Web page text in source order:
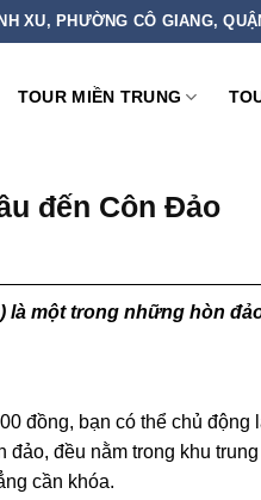
XU, PHƯỜNG CÔ GIANG,
TOUR MIỀN TRUNG
đến Côn Đảo
một trong những hòn
đồng, bạn có thể chủ
đều nằm trong khu
cần khóa.